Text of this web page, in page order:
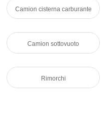
Camion cisterna carburante
Camion sottovuoto
Rimorchi